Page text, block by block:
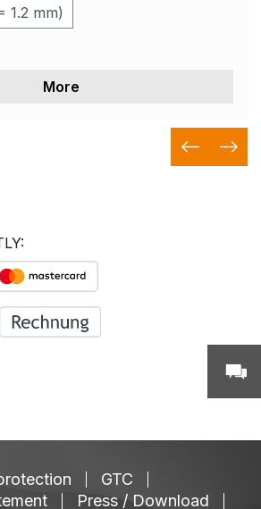
1.2 mm)
More
GTC
Press / Download